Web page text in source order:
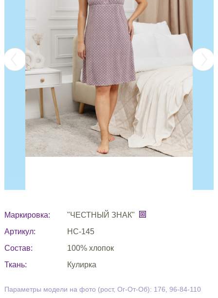
Маркировка:
"ЧЕСТНЫЙ ЗНАК"
Артикул:
НС-145
Состав:
100% хлопок
Ткань:
Кулирка
Параметры модели на фото (рост, Ог-От-Об): 176, 96-84-110